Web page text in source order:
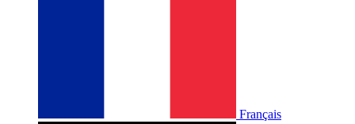
Français